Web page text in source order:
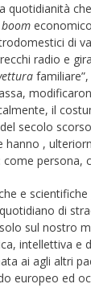
quotidianità
boom
di
radio e
il
secolo
hanno ,
persona,
e
di
sul nostro
intellettiva e
ai agli altri
europeo ed